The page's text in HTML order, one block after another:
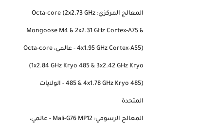
المعالج المركزي: Octa-core (2x2.73 GHz
Mongoose M4 & 2x2.31 GHz Cortex-A75 &
4x1.95 GHz Cortex-A55) - عالمي، Octa-core
(1x2.84 GHz Kryo 485 & 3x2.42 GHz Kryo
485 & 4x1.78 GHz Kryo 485) - الولايات
المتحدة
المعالج الرسومي: Mali-G76 MP12 - عالمي،